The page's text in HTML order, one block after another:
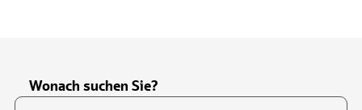
Wonach suchen Sie?
Suchfeld